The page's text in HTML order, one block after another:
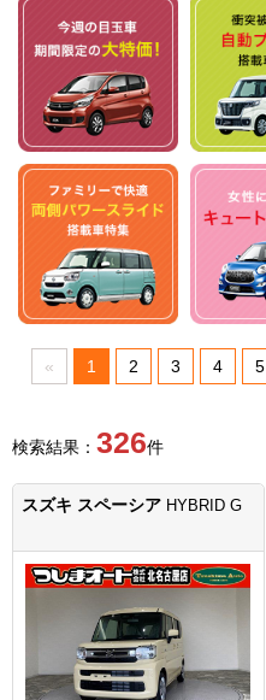
« 1 2 3 4 5
検索結果： 326件
スズキ スペーシア HYBRID G